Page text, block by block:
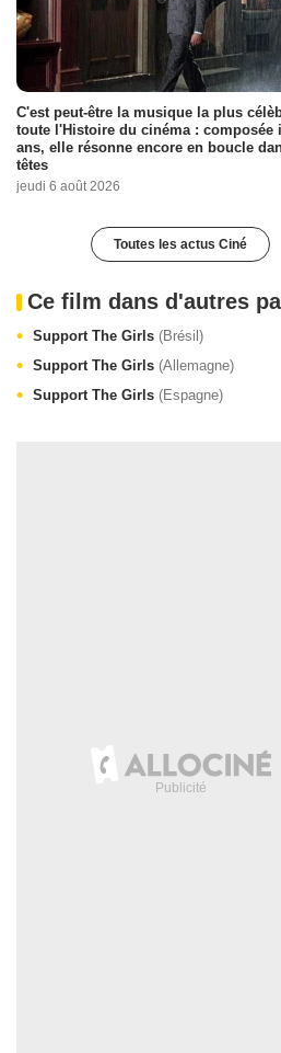
C'est peut-être la musique la plus
toute l'Histoire du cinéma : composée
ans, elle résonne encore en boucle
têtes
jeudi 6 août 2026
Toutes les actus Ciné
Ce film dans d'autres
Support The Girls (Brésil)
Support The Girls (Allemagne)
Support The Girls (Espagne)